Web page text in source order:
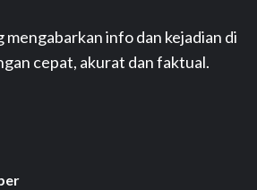
mengabarkan info dan kejadian di
cepat, akurat dan faktual.